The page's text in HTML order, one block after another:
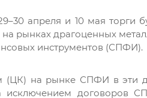
апреля и 10 мая торги
рынках драгоценных
инструментов (СПФИ).
(ЦК) на рынке СПФИ в эти
исключением договоров